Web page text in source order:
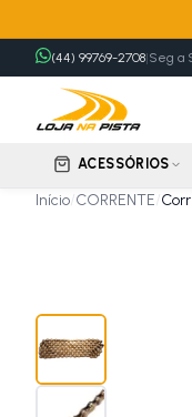
(44) 99769-2708|Seg a
ACESSÓRIOS
Início/CORRENTE/